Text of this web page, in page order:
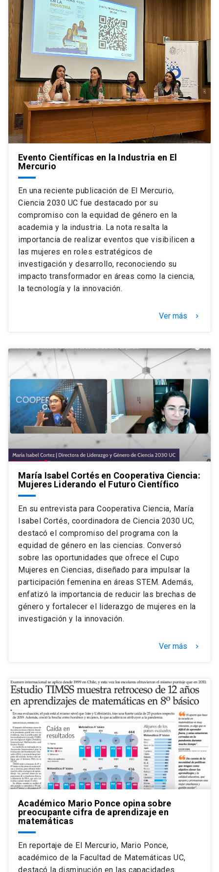
Evento Científicas en la Industria en El
Mercurio
En una reciente publicación de El Mercurio,
Ciencia 2030 UC fue destacado por su
compromiso con la equidad de género en la
academia y la industria. La nota resalta la
importancia de realizar eventos que visibilicen a
las mujeres en roles estratégicos de
investigación y desarrollo, reconociendo su
impacto transformador en áreas como la ciencia,
la tecnología y la innovación.
Ver más keyboard_arrow_right
María Isabel Cortés en Cooperativa Ciencia:
Mujeres Liderando el Futuro Científico
En su entrevista para Cooperativa Ciencia, María
Isabel Cortés, coordinadora de Ciencia 2030 UC,
destacó el compromiso del programa con la
equidad de género en las ciencias. Conversó
sobre las oportunidades que ofrece el Cupo
Mujeres en Ciencias, diseñado para impulsar la
participación femenina en áreas STEM. Además,
enfatizó la importancia de reducir las brechas de
género y fortalecer el liderazgo de mujeres en la
investigación y la innovación.
Ver más keyboard_arrow_right
Académico Mario Ponce opina sobre
preocupante cifra de aprendizaje en
matemáticas
En reportaje de El Mercurio, Mario Ponce,
académico de la Facultad de Matemáticas UC,
destacó la disminución en las capacidades